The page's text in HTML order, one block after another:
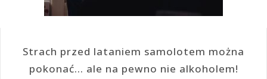
Strach przed lataniem samolotem można
pokonać… ale na pewno nie alkoholem!